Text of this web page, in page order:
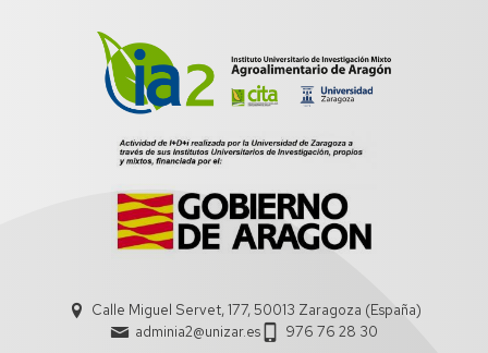
Calle Miguel Servet, 177, 50013 Zaragoza (España)
adminia2@unizar.es
976 76 28 30